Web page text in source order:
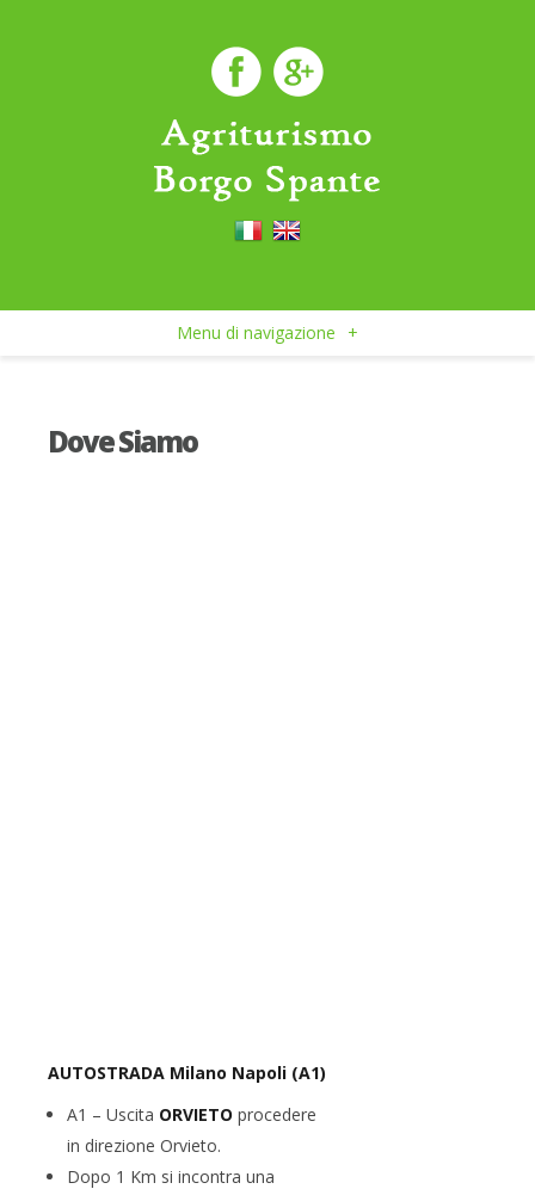
Menu di navigazione +
Dove Siamo
AUTOSTRADA Milano Napoli (A1)
A1 – Uscita ORVIETO procedere
in direzione Orvieto.
Dopo 1 Km si incontra una